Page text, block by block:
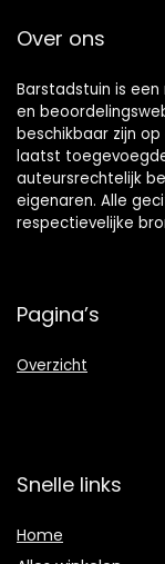
Over ons
Barstadstuin is
en
beschikbaar zijn
laatst
auteursrechtelijk
eigenaren. Alle
respectievelijke
Pagina’s
Overzicht
Snelle links
Home